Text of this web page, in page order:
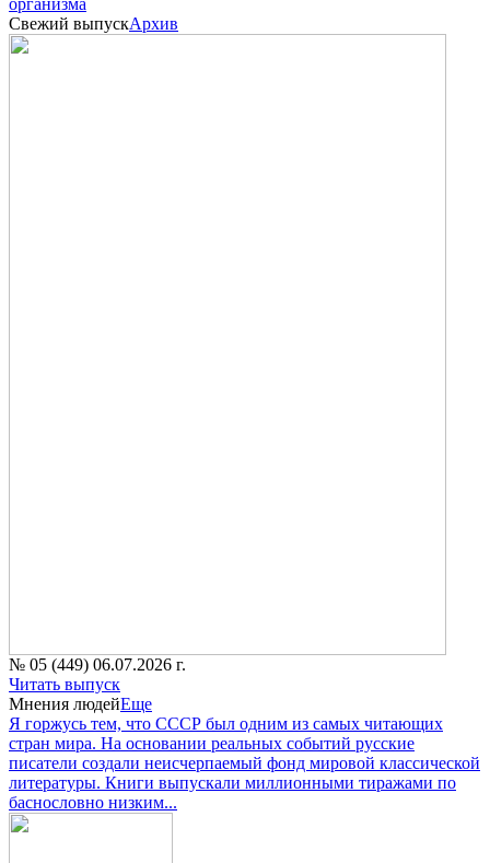
организма
Свежий выпускАрхив
№ 05 (449) 06.07.2026 г.
Читать выпуск
Мнения людейЕще
Я горжусь тем, что СССР был одним из самых читающих
стран мира. На основании реальных событий русские
писатели создали неисчерпаемый фонд мировой классической
литературы. Книги выпускали миллионными тиражами по
баснословно низким...